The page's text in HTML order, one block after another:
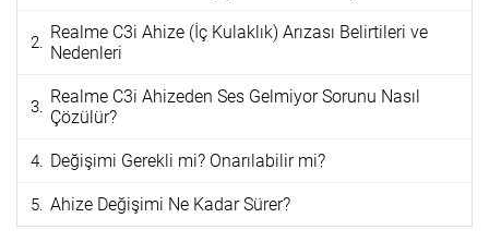
Realme C3i Ahize (İç Kulaklık) Arızası Belirtileri ve
Nedenleri
Realme C3i Ahizeden Ses Gelmiyor Sorunu Nasıl
Çözülür?
Değişimi Gerekli mi? Onarılabilir mi?
Ahize Değişimi Ne Kadar Sürer?